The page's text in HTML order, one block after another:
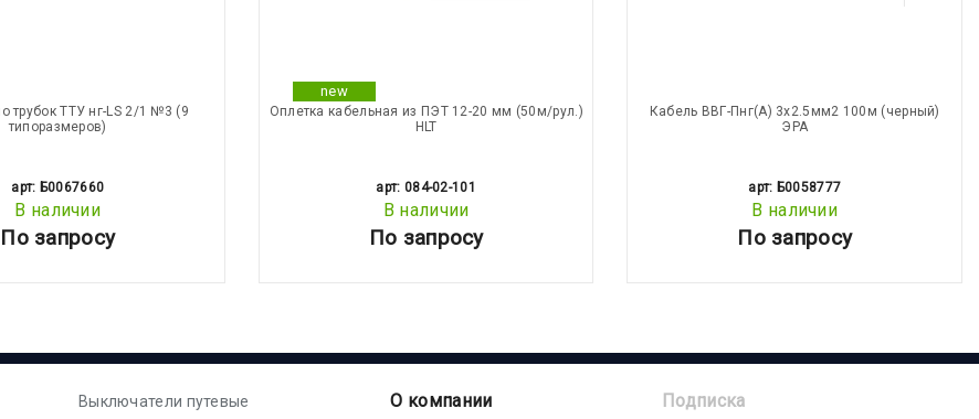
трубок ТТУ нг-LS 2/1 №3 (9
типоразмеров)
арт: Б0067660
В наличии
По запросу
new
Оплетка кабельная из ПЭТ 12-20 мм (50м/рул.)
HLT
арт: 084-02-101
В наличии
По запросу
Кабель ВВГ-Пнг(А) 3х2.5мм2 100м (черный)
ЭРА
арт: Б0058777
В наличии
По запросу
Подписка
Выключатели путевые
О компании